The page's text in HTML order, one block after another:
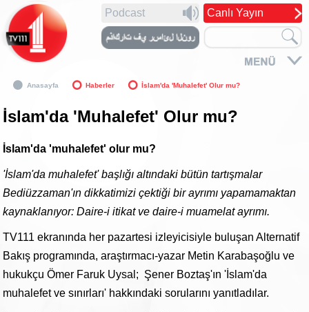
Canlı Yayın
Podcast
Anasayfa Haberler İslam'da 'Muhalefet' Olur mu?
İslam'da 'Muhalefet' Olur mu?
İslam'da 'muhalefet' olur mu?
'İslam'da muhalefet' başlığı altındaki bütün tartışmalar
Bediüzzaman'ın dikkatimizi çektiği bir ayrımı yapamamaktan
kaynaklanıyor: Daire-i itikat ve daire-i muamelat ayrımı.
TV111 ekranında her pazartesi izleyicisiyle buluşan Alternatif
Bakış programında, araştırmacı-yazar Metin Karabaşoğlu ve
hukukçu Ömer Faruk Uysal; Şener Boztaş'ın 'İslam'da
muhalefet ve sınırları' hakkındaki sorularını yanıtladılar.